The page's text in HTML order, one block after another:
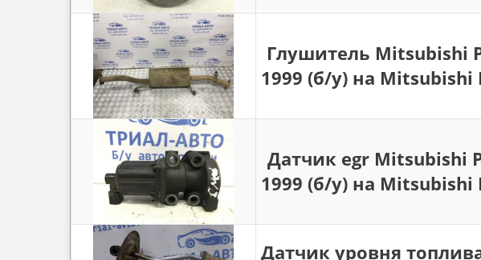
Глушитель Mitsubishi
1999 (б/у) на
Датчик egr Mitsubishi
1999 (б/у) на
Датчик уровня